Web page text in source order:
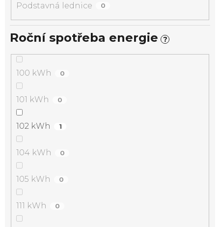
Podstavná lednice 0
Roční spotřeba energie ?
100 kWh 0
101 kWh 0
102 kWh 1
104 kWh 0
105 kWh 0
111 kWh 0